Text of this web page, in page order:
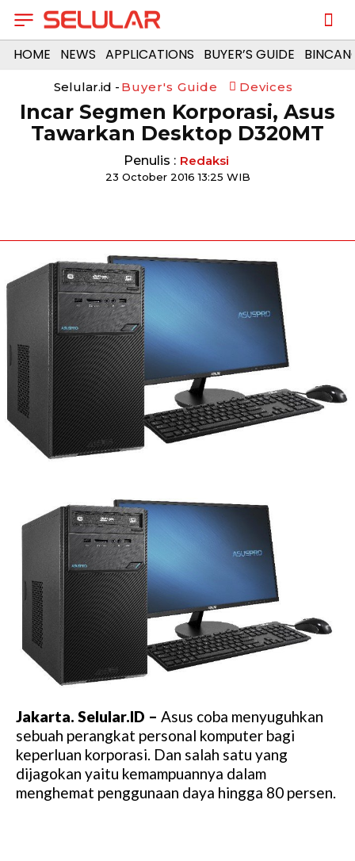
HOME NEWS APPLICATIONS BUYER’S GUIDE
Selular.id - Buyer's Guide Devices
Incar Segmen Korporasi, Asus
Tawarkan Desktop D320MT
Penulis : Redaksi
23 October 2016 13:25 WIB
Jakarta. Selular.ID – Asus coba menyuguhkan
sebuah perangkat personal komputer bagi
keperluan korporasi. Dan salah satu yang
dijagokan yaitu kemampuannya dalam
menghemat penggunaan daya hingga 80 persen.